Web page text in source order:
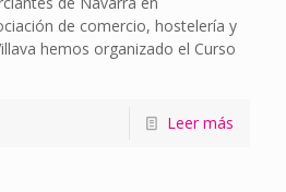
de comercio, hostelería y
hemos organizado el Curso
Leer más